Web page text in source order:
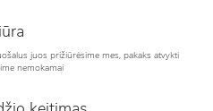
juos prižiūrėsime mes, pakaks atvykti
nemokamai